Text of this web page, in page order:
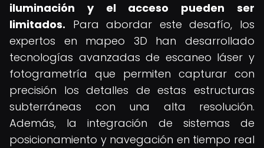
iluminación y el acceso pueden ser
limitados. Para abordar este desafío, los
expertos en mapeo 3D han desarrollado
tecnologías avanzadas de escaneo láser y
fotogrametría que permiten capturar con
precisión los detalles de estas estructuras
subterráneas con una alta resolución.
Además, la integración de sistemas de
posicionamiento y navegación en tiempo real